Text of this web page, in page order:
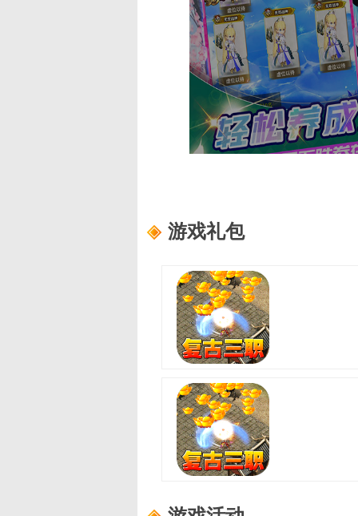
游戏礼包
适用范围：尊享礼包
礼包内容：龙珠自选箱*3、书页*10